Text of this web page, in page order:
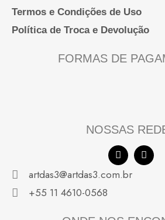
Termos e Condições de Uso
Política de Troca e Devolução
FORMAS DE
NOSSAS
F
a
e
I
n
artdas3@artdas3.com.br
+55 11 4610-0568